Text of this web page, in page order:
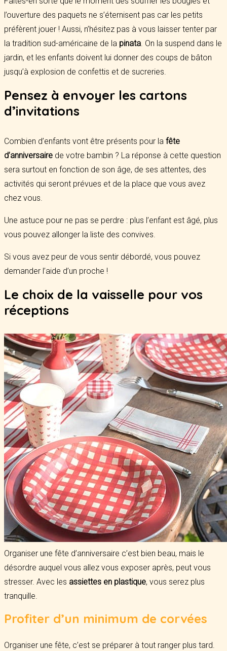
l’ouverture des paquets ne s’éternisent pas car les petits
préfèrent jouer ! Aussi, n’hésitez pas à vous laisser tenter par
la tradition sud-américaine de la pinata. On la suspend dans le
jardin, et les enfants doivent lui donner des coups de bâton
jusqu’à explosion de confettis et de sucreries.
Pensez à envoyer les cartons
d’invitations
Combien d’enfants vont être présents pour la fête
d’anniversaire de votre bambin ? La réponse à cette question
sera surtout en fonction de son âge, de ses attentes, des
activités qui seront prévues et de la place que vous avez
chez vous.
Une astuce pour ne pas se perdre : plus l’enfant est âgé, plus
vous pouvez allonger la liste des convives.
Si vous avez peur de vous sentir débordé, vous pouvez
demander l’aide d’un proche !
Le choix de la vaisselle pour vos
réceptions
Organiser une fête d’anniversaire c’est bien beau, mais le
désordre auquel vous allez vous exposer après, peut vous
stresser. Avec les assiettes en plastique, vous serez plus
tranquille.
Profiter d’un minimum de corvées
Organiser une fête, c’est se préparer à tout ranger plus tard.